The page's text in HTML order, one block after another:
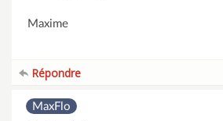
Maxime
Répondre
MaxFlo